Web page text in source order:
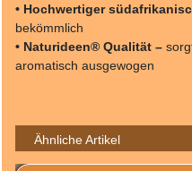
• Hochwertiger
bekömmlich
• Naturideen® Qualität –
aromatisch ausgewogen
Ähnliche Artikel